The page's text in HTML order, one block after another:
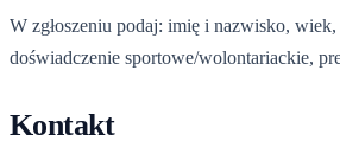
W zgłoszeniu podaj: imię i nazwisko,
doświadczenie sportowe/wolontariackie,
Kontakt